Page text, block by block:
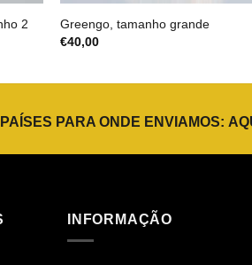
2
Greengo, tamanho grande
€40,00
PARA ONDE ENVIAMOS:
INFORMAÇÃO